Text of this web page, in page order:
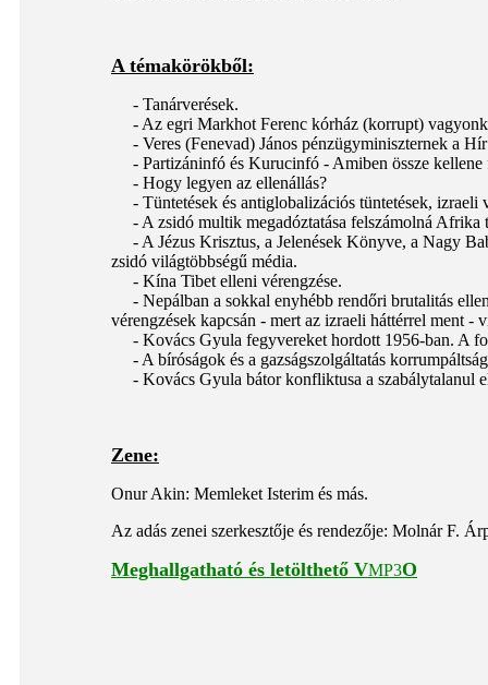
A témakörökből:
- Tanárverések.
- Az egri Markhot Ferenc kórház (korrupt)
- Veres (Fenevad) János pénzügyminiszternek a
- Partizáninfó és Kurucinfó - Amiben össze kellene
- Hogy legyen az ellenállás?
- Tüntetések és antiglobalizációs tüntetések, izraeli
- A zsidó multik megadóztatása felszámolná Afrika
- A Jézus Krisztus, a Jelenések Könyve, a Nagy
zsidó világtöbbségű média.
- Kína Tibet elleni vérengzése.
- Nepálban a sokkal enyhébb rendőri brutalitás
vérengzések kapcsán - mert az izraeli háttérrel ment -
- Kovács Gyula fegyvereket hordott 1956-ban. A
- A bíróságok és a gazságszolgáltatás
- Kovács Gyula bátor konfliktusa a szabálytalanul
Zene:
Onur Akin: Memleket Isterim és más.
Az adás zenei szerkesztője és rendezője: Molnár F.
Meghallgatható és letölthető VMP3O